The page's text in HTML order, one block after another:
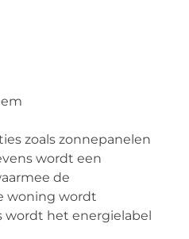
zoals zonnepanelen
wordt een
de
woning wordt
wordt het energielabel